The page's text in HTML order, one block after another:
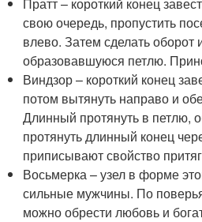
свою очередь, пропустить
влево. Затем сделать оборот
образовавшуюся петлю.
Виндзор – короткий конец
потом вытянуть направо и
Длинный протянуть в петлю,
протянуть длинный конец
приписывают свойство
Восьмерка – узел в форме
сильные мужчины. По
можно обрести любовь и